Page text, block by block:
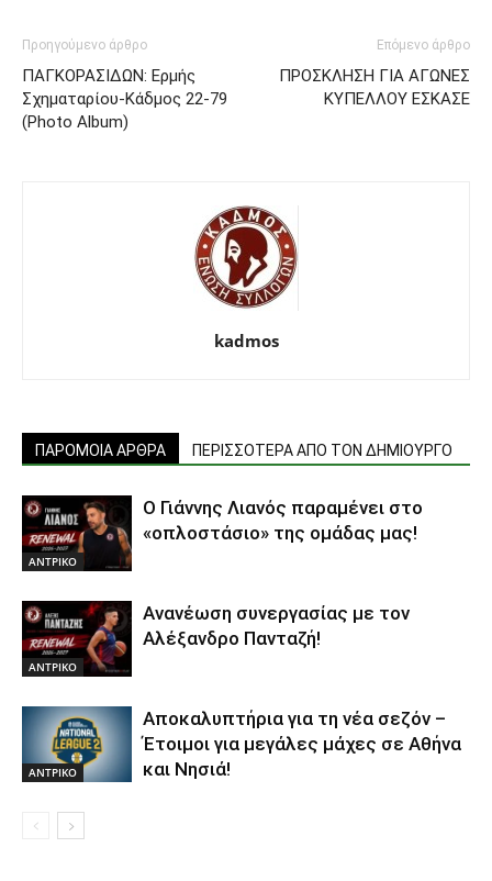
Προηγούμενο άρθρο
ΠΑΓΚΟΡΑΣΙΔΩΝ: Ερμής
Σχηματαρίου-Κάδμος 22-79
(Photo Album)
Επόμενο άρθρο
ΠΡΟΣΚΛΗΣΗ ΓΙΑ ΑΓΩΝΕΣ
ΚΥΠΕΛΛΟΥ ΕΣΚΑΣΕ
kadmos
ΠΑΡΟΜΟΙΑ ΑΡΘΡΑ ΠΕΡΙΣΣΟΤΕΡΑ ΑΠΟ ΤΟΝ ΔΗΜΙΟΥΡΓΟ
ΑΝTΡΙΚΟ
Ο Γιάννης Λιανός παραμένει στο
«οπλοστάσιο» της ομάδας μας!
ΑΝTΡΙΚΟ
Ανανέωση συνεργασίας με τον
Αλέξανδρο Πανταζή!
ΑΝTΡΙΚΟ
Αποκαλυπτήρια για τη νέα σεζόν –
Έτοιμοι για μεγάλες μάχες σε Αθήνα
και Νησιά!